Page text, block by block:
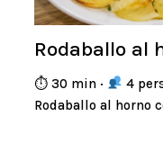
Rodaballo al
⏱ 30 min · 4
Rodaballo al horno